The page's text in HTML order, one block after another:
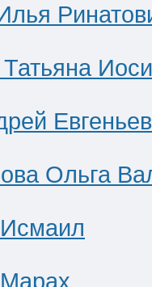
Татьяна
Ольга